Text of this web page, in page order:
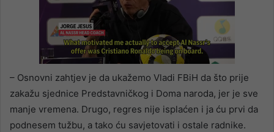
– Osnovni zahtjev je da ukažemo Vladi FBiH da što prije
zakažu sjednice Predstavničkog i Doma naroda, jer je sve
manje vremena. Drugo, regres nije isplaćen i ja ću prvi da
podnesem tužbu, a tako ću savjetovati i ostale radnike.